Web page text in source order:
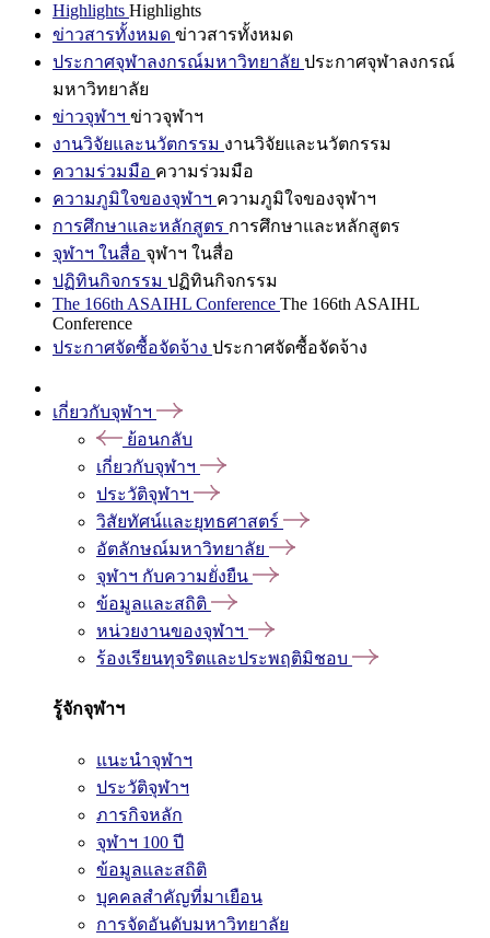
Highlights Highlights
ข่าวสารทั้งหมด ข่าวสารทั้งหมด
ประกาศจุฬาลงกรณ์มหาวิทยาลัย ประกาศจุฬาลงกรณ์
มหาวิทยาลัย
ข่าวจุฬาฯ ข่าวจุฬาฯ
งานวิจัยและนวัตกรรม งานวิจัยและนวัตกรรม
ความร่วมมือ ความร่วมมือ
ความภูมิใจของจุฬาฯ ความภูมิใจของจุฬาฯ
การศึกษาและหลักสูตร การศึกษาและหลักสูตร
จุฬาฯ ในสื่อ จุฬาฯ ในสื่อ
ปฏิทินกิจกรรม ปฏิทินกิจกรรม
The 166th ASAIHL Conference The 166th ASAIHL
Conference
ประกาศจัดซื้อจัดจ้าง ประกาศจัดซื้อจัดจ้าง
เกี่ยวกับจุฬาฯ
ย้อนกลับ
เกี่ยวกับจุฬาฯ
ประวัติจุฬาฯ
วิสัยทัศน์และยุทธศาสตร์
อัตลักษณ์มหาวิทยาลัย
จุฬาฯ กับความยั่งยืน
ข้อมูลและสถิติ
หน่วยงานของจุฬาฯ
ร้องเรียนทุจริตและประพฤติมิชอบ
รู้จักจุฬาฯ
แนะนำจุฬาฯ
ประวัติจุฬาฯ
ภารกิจหลัก
จุฬาฯ 100 ปี
ข้อมูลและสถิติ
บุคคลสำคัญที่มาเยือน
การจัดอันดับมหาวิทยาลัย